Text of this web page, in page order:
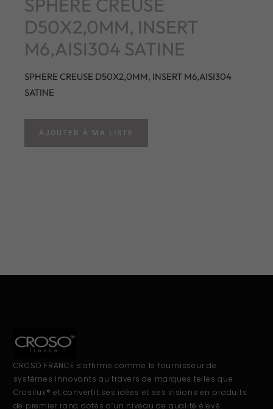
SPHERE CREUSE
D50X2,0MM, INSERT
M6,AISI304 SATINE
SPHERE CREUSE D50X2,0MM, INSERT M6,AISI304
SATINE
AJOUTER À MA LISTE
CROSO FRANCE s’affirme comme le fournisseur de
systèmes innovants au travers de marques telles que
Crosilux® et convertit ses idées et ses visions en produits
de premier rang dotés d’un niveau de qualité élevé.